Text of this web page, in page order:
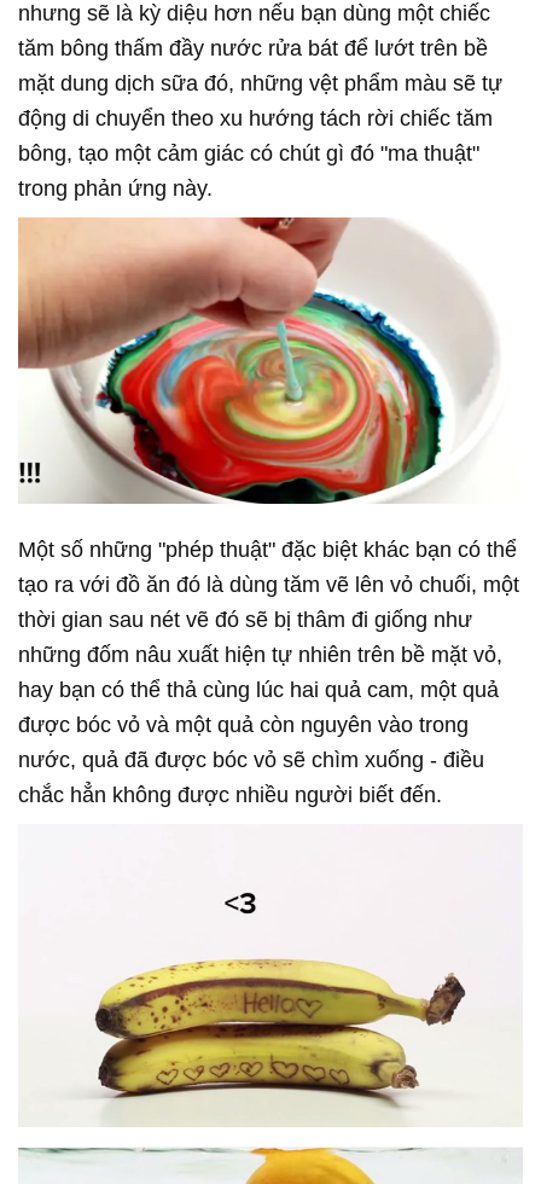
nhưng sẽ là kỳ diệu hơn nếu bạn dùng một chiếc
tăm bông thấm đầy nước rửa bát để lướt trên bề
mặt dung dịch sữa đó, những vệt phẩm màu sẽ tự
động di chuyển theo xu hướng tách rời chiếc tăm
bông, tạo một cảm giác có chút gì đó "ma thuật"
trong phản ứng này.
Một số những "phép thuật" đặc biệt khác bạn có thể
tạo ra với đồ ăn đó là dùng tăm vẽ lên vỏ chuối, một
thời gian sau nét vẽ đó sẽ bị thâm đi giống như
những đốm nâu xuất hiện tự nhiên trên bề mặt vỏ,
hay bạn có thể thả cùng lúc hai quả cam, một quả
được bóc vỏ và một quả còn nguyên vào trong
nước, quả đã được bóc vỏ sẽ chìm xuống - điều
chắc hẳn không được nhiều người biết đến.